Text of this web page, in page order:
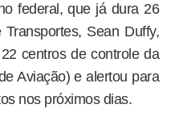
federal, que já dura 26
Sean Duffy,
centros de controle da
Aviação) e alertou para
nos próximos dias.